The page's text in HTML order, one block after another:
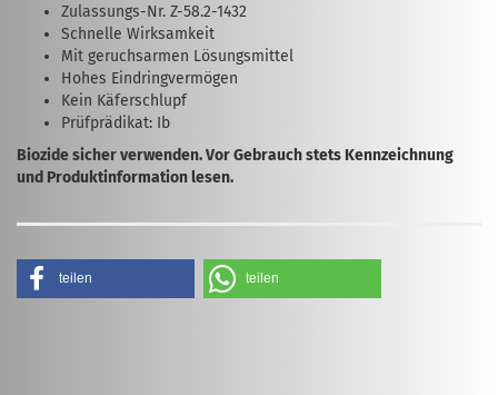
Zulassungs-Nr. Z-58.2-1432
Schnelle Wirksamkeit
Mit geruchsarmen Lösungsmittel
Hohes Eindringvermögen
Kein Käferschlupf
Prüfprädikat: Ib
Biozide sicher verwenden. Vor Gebrauch stets Kennzeichnung
und Produktinformation lesen.
teilen teilen